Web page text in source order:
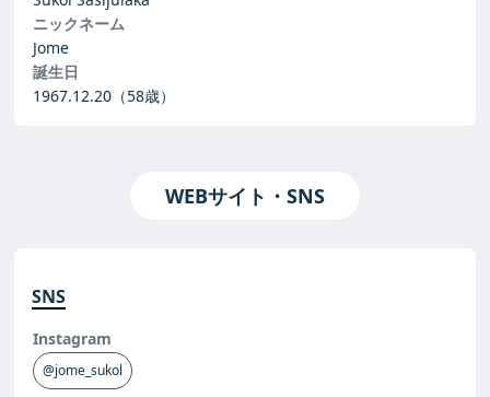
ニックネーム
Jome
誕生日
1967.12.20 （58歳）
WEBサイト・SNS
SNS
Instagram
@jome_sukol